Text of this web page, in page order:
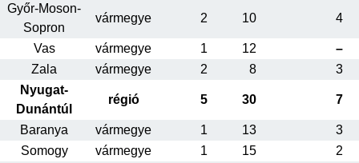
Győr-Moson-
Sopron
vármegye 2 10 4
Vas vármegye 1 12
–
Zala
vármegye 2 8
3
Nyugat-
Dunántúl
régió 5 30 7
Baranya vármegye 1 13
3
Somogy
vármegye 1 15
2